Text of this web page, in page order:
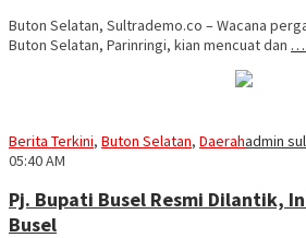
Buton Selatan, Sultrademo.co – Wacana
Buton Selatan, Parinringi, kian mencuat dan ….
Berita Terkini, Buton Selatan, Daerahadmin
05:40 AM
Pj. Bupati Busel Resmi Dilantik,
Busel